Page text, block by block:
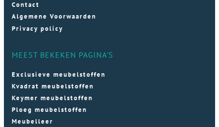
Contact
Algemene Voorwaarden
Privacy policy
MEEST BEKEKEN PAGINA'S
Exclusieve meubelstoffen
Kvadrat meubelstoffen
Keymer meubelstoffen
Ploeg meubelstoffen
Meubelleer